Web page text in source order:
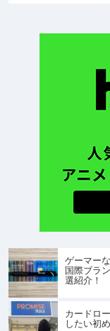
ゲーマー
国際ブラ
選紹介！
カードロ
したい初